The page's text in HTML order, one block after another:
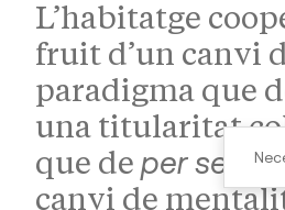
L’habitatge
fruit d’un canvi
paradigma que
una titularitat
que de per se
canvi de